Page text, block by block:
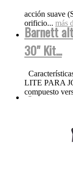
BT TM15
Product
Lightweight
Easy
Gamo
acción suave
orificio... más
Barnett
30" Kit...
LITE PARA
compuesto